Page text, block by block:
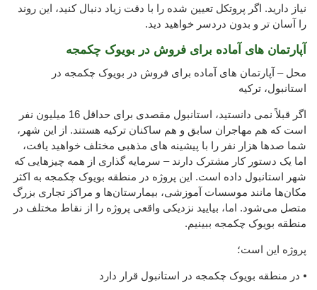
نیاز دارید. اگر پروتکل تعیین شده را با دقت زیاد دنبال کنید، این روند
را آسان تر و بدون دردسر خواهید دید.
آپارتمان های آماده برای فروش در بویوک چکمجه
محل – آپارتمان های آماده برای فروش در بویوک چکمجه در
استانبول، ترکیه
اگر قبلاً نمی دانستید، استانبول مقصدی برای حداقل 16 میلیون نفر
است که هم مهاجران سابق و هم ساکنان ترکیه هستند. از این شهر،
شما صدها هزار نفر را با پیشینه های مذهبی مختلف خواهید یافت،
اما یک دستور کار مشترک دارند – سرمایه گذاری از همه چیزهایی که
شهر استانبول داده است. این پروژه در منطقه بویوک چکمجه به اکثر
مکان‌ها مانند موسسات آموزشی، بیمارستان‌ها و مراکز تجاری بزرگ
متصل می‌شود. اما، بیایید نزدیکی واقعی پروژه را از نقاط مختلف در
منطقه بویوک چکمجه ببینیم.
پروژه این است؛
⦁ در منطقه بویوک چکمجه در استانبول قرار دارد